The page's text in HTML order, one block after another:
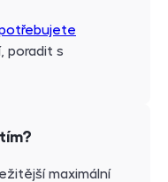
poradit s
maximální